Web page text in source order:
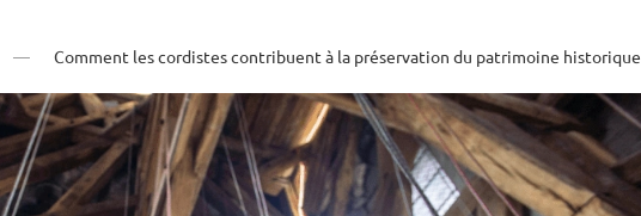
Comment les cordistes contribuent à la préservation du patrimoine historique